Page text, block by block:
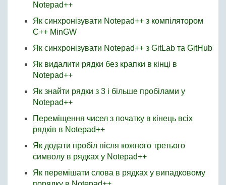
Notepad++
Як синхронізувати Notepad++ з компілятором
C++ MinGW
Як синхронізувати Notepad++ з GitLab та GitHub
Як видалити рядки без крапки в кінці в
Notepad++
Як знайти рядки з 3 і більше пробілами у
Notepad++
Переміщення чисел з початку в кінець всіх
рядків в Notepad++
Як додати пробіл після кожного третього
символу в рядках у Notepad++
Як перемішати слова в рядках у випадковому